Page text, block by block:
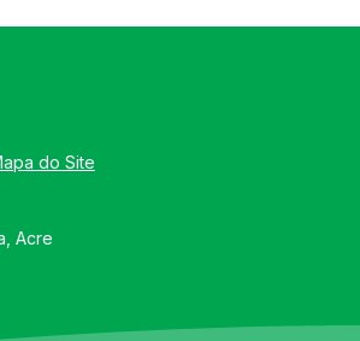
do Site
Acre